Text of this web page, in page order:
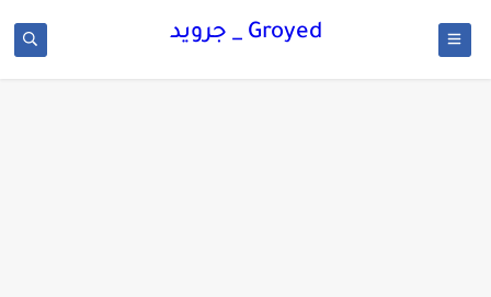
Groyed _ جرويد